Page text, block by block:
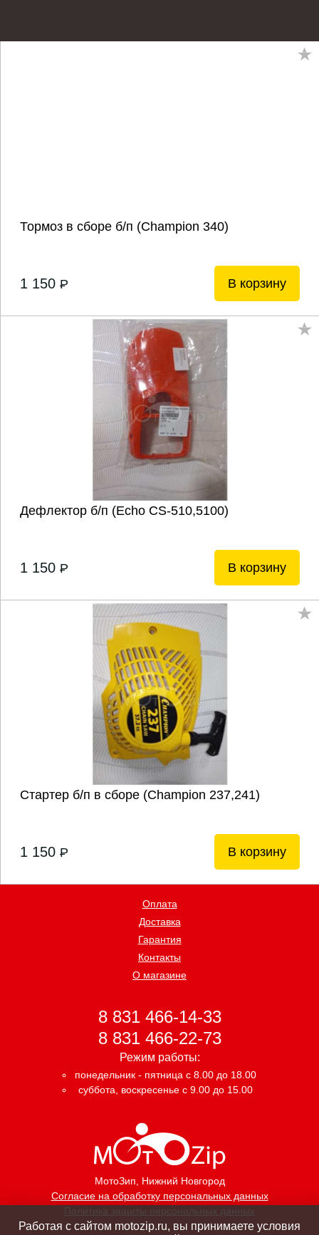
Тормоз в сборе б/п (Champion 340)
1 150 P В корзину
Дефлектор б/п (Echo CS-510,5100)
1 150 P В корзину
Стартер б/п в сборе (Champion 237,241)
1 150 P В корзину
МотоЗип, Нижний Новгород
Согласие на обработку персональных данных
Политика защиты персональных данных
Оплата
Доставка
Гарантия
Контакты
О магазине
8 831 466-14-33
8 831 466-22-73
Режим работы:
понедельник - пятница с 8.00 до 18.00
суббота, воскресенье с 9.00 до 15.00
Работая с сайтом motozip.ru, вы принимаете условия